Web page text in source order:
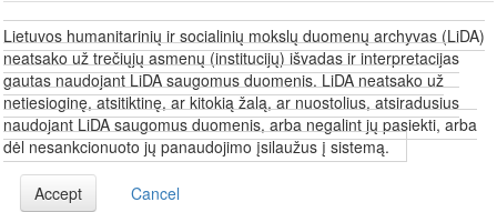
Lietuvos humanitarinių ir socialinių mokslų duomenų archyvas (LiDA)
neatsako už trečiųjų asmenų (institucijų) išvadas ir interpretacijas
gautas naudojant LiDA saugomus duomenis. LiDA neatsako už
netiesioginę, atsitiktinę, ar kitokią žalą, ar nuostolius, atsiradusius
naudojant LiDA saugomus duomenis, arba negalint jų pasiekti, arba
dėl nesankcionuoto jų panaudojimo įsilaužus į sistemą.
Accept Cancel